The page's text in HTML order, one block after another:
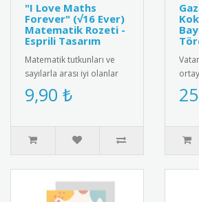
"I Love Maths
Forever" (√16 Ever)
Matematik Rozeti -
Esprili Tasarım
Matematik tutkunları ve
sayılarla arası iyi olanlar
için harika bir kelime
oyunu içeren "I ❤️ Maths ..
9,90 ₺